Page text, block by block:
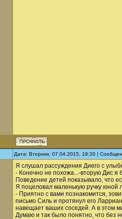
Дата: Вторник, 07.04.2015, 19:20 |
Я слушал рассуждения Диего с
- Конечно не похожа...-вторую Дис я
Поведение детей показывало, что
Я поцеловал маленькую ручку юной
- Приятно с вами познакомится,
письмо Силь и протянул его
навещает ваших соседей. А в этом
Думаю и так было понятно, что без